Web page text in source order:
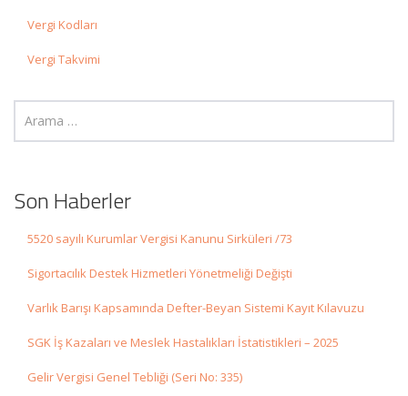
Vergi Kodları
Vergi Takvimi
Son Haberler
5520 sayılı Kurumlar Vergisi Kanunu Sirküleri /73
Sigortacılık Destek Hizmetleri Yönetmeliği Değişti
Varlık Barışı Kapsamında Defter-Beyan Sistemi Kayıt Kılavuzu
SGK İş Kazaları ve Meslek Hastalıkları İstatistikleri – 2025
Gelir Vergisi Genel Tebliği (Seri No: 335)